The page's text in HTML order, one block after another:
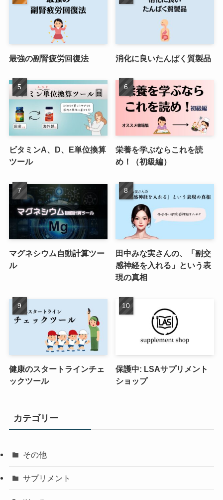
最強の副腎疲労回復法 消化に良いたんぱく質製品
ビタミンA、D、E単位換算
ツール
栄養を学ぶならこれを読
め！（初級編）
マグネシウム自動計算ツー
ル
田中みな実さんの、「副交
感神経を入れる」という表
現の真相
健康のスタートラインチェ
ックツール
保護中: LSAサプリメント
ショップ
カテゴリー
その他
サプリメント